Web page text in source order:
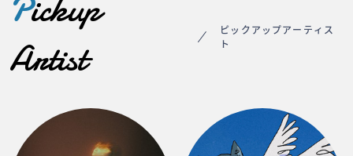
Artist
ピックアップアーティス
ト